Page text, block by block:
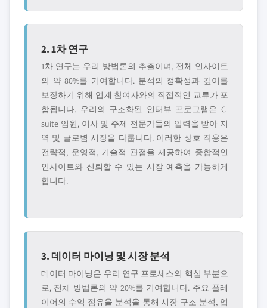
2. 1차 연구
1차 연구는 우리 방법론의 추출이며, 전체 인사이트
의 약 80%를 기여합니다. 분석의 정확성과 깊이를
보장하기 위해 업계 참여자와의 직접적인 교류가 포
함됩니다. 우리의 구조화된 인터뷰 프로그램은 C-
suite 임원, 이사 및 주제 전문가들의 입력을 받아 지
역 및 글로볌 시장을 다룹니다. 이러한 상호 작용은
전략적, 운영적, 기술적 관점을 제공하여 종합적인
인사이트와 신뢰할 수 있는 시장 예측을 가능하게
합니다.
3. 데이터 마이닝 및 시장 분석
데이터 마이닝은 우리 연구 프로세스의 핵심 부분으
로, 전체 방법론의 약 20%를 기여합니다. 주요 플레
이어의 수익 점유율 분석을 통해 시장 구조 분석, 업